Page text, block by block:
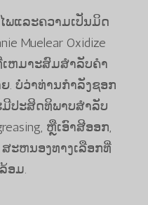
ພແລະຄວາມເປັນມິດ
Muelear Oxidize
ເຫມາະສົມສໍາລັບຄໍາ
ບໍ່ວ່າທ່ານກໍາລັງຊອກ
ປະສິດທິພາບສໍາລັບ
ຫຼືເອົາສີອອກ,
ສະຫນອງທາງເລືອກທີ່
ອມ.